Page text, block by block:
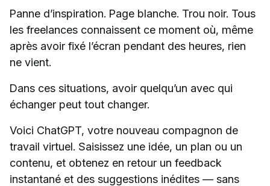
Panne d’inspiration. Page blanche. Trou noir. Tous
les freelances connaissent ce moment où, même
après avoir fixé l’écran pendant des heures, rien
ne vient.
Dans ces situations, avoir quelqu’un avec qui
échanger peut tout changer.
Voici ChatGPT, votre nouveau compagnon de
travail virtuel. Saisissez une idée, un plan ou un
contenu, et obtenez en retour un feedback
instantané et des suggestions inédites — sans